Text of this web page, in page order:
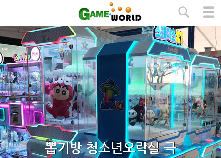
뽑기방 청소년오락실 극